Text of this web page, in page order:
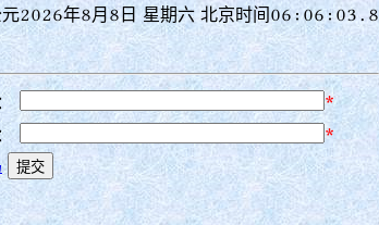
元2026年8月8日 星期六 北京时间06:06:04.0
*
*